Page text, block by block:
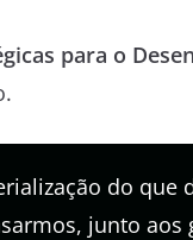
para o
do
junto aos